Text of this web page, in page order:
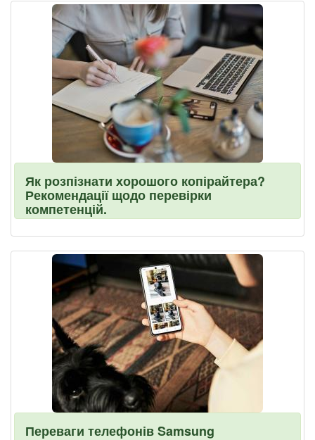
Як розпізнати хорошого копірайтера?
Рекомендації щодо перевірки
компетенцій.
Переваги телефонів Samsung